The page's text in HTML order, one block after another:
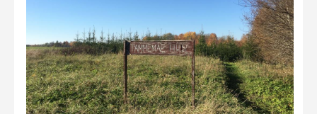
VANEMAD KUVAVÕISTLUSED
Hiite kuvavõistlus 2025
Hiite kuvavõistlus 2025 lisa
Liikuvad kuvad 2025